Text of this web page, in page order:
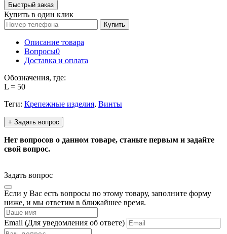
Быстрый заказ
Купить в один клик
Купить
Описание товара
Вопросы0
Доставка и оплата
Обозначения, где:
L = 50
Теги: Крепежные изделия, Винты
+ Задать вопрос
Нет вопросов о данном товаре, станьте первым и задайте
свой вопрос.
Задать вопрос
Если у Вас есть вопросы по этому товару, заполните форму
ниже, и мы ответим в ближайшее время.
Email (Для уведомления об ответе)